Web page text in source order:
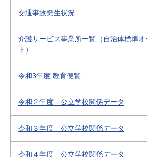
交通事故発生状況
介護サービス事業所一覧（自治体標準
ト）
令和3年度 教育便覧
令和２年度 公立学校関係データ
令和３年度 公立学校関係データ
令和４年度 公立学校関係データ